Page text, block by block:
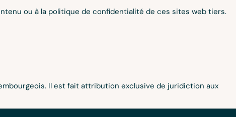
ou à la politique de confidentialité de ces sites web tiers.
Il est fait attribution exclusive de juridiction aux